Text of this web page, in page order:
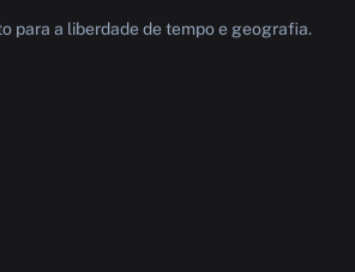
para a liberdade de tempo e geografia.